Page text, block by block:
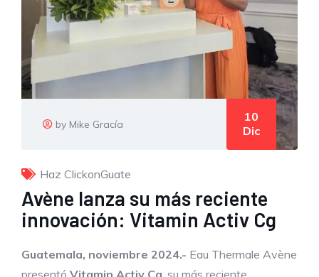
by Mike Gracía
10
Dic
Haz ClickonGuate
Avène lanza su más reciente
innovación: Vitamin Activ Cg
Guatemala, noviembre 2024.- Eau Thermale Avène